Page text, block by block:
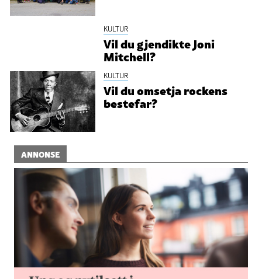
KULTUR
Vil du gjendikte Joni
Mitchell?
KULTUR
Vil du omsetja rockens
bestefar?
ANNONSE